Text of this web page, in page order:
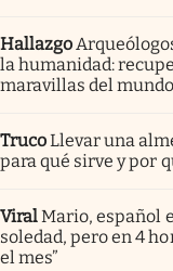
Hallazgo
la humanidad:
maravillas del mundo
TrucoLlevar una
para qué sirve y por
ViralMario, español
soledad, pero en 4
el mes”